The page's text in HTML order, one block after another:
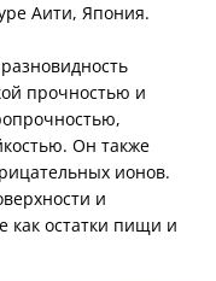
Аити, Япония.
прочностью и
Он также
ионов.
и
как остатки пищи и